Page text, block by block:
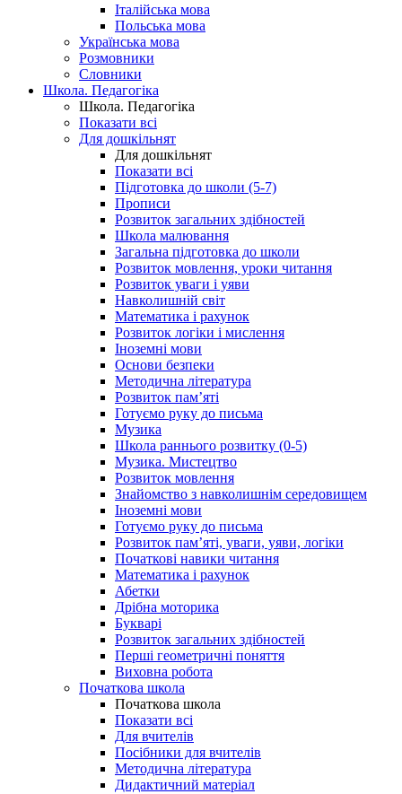
Італійська мова
Польська мова
Українська мова
Розмовники
Словники
Школа. Педагогіка
Школа. Педагогіка
Показати всі
Для дошкільнят
Для дошкільнят
Показати всі
Підготовка до школи (5-7)
Прописи
Розвиток загальних здібностей
Школа малювання
Загальна підготовка до школи
Розвиток мовлення, уроки читання
Розвиток уваги і уяви
Навколишній світ
Математика і рахунок
Розвиток логіки і мислення
Іноземні мови
Основи безпеки
Методична література
Розвиток пам’яті
Готуємо руку до письма
Музика
Школа раннього розвитку (0-5)
Музика. Мистецтво
Розвиток мовлення
Знайомство з навколишнім середовищем
Іноземні мови
Готуємо руку до письма
Розвиток пам’яті, уваги, уяви, логіки
Початкові навики читання
Математика і рахунок
Абетки
Дрібна моторика
Букварі
Розвиток загальних здібностей
Перші геометричні поняття
Виховна робота
Початкова школа
Початкова школа
Показати всі
Для вчителів
Посібники для вчителів
Методична література
Дидактичний матеріал